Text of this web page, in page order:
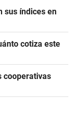
sus índices en
cotiza este
cooperativas